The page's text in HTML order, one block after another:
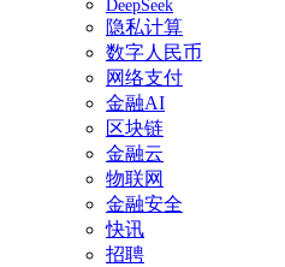
DeepSeek
隐私计算
数字人民币
网络支付
金融AI
区块链
金融云
物联网
金融安全
快讯
招聘